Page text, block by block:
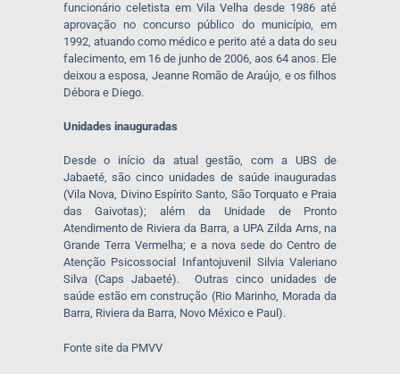
funcionário celetista em Vila Velha desde 1986 até
aprovação no concurso público do município, em
1992, atuando como médico e perito até a data do seu
falecimento, em 16 de junho de 2006, aos 64 anos. Ele
deixou a esposa, Jeanne Romão de Araújo, e os filhos
Débora e Diego.
Unidades inauguradas
Desde o início da atual gestão, com a UBS de
Jabaeté, são cinco unidades de saúde inauguradas
(Vila Nova, Divino Espírito Santo, São Torquato e Praia
das Gaivotas); além da Unidade de Pronto
Atendimento de Riviera da Barra, a UPA Zilda Arns, na
Grande Terra Vermelha; e a nova sede do Centro de
Atenção Psicossocial Infantojuvenil Silvia Valeriano
Silva (Caps Jabaeté). Outras cinco unidades de
saúde estão em construção (Rio Marinho, Morada da
Barra, Riviera da Barra, Novo México e Paul).
Fonte site da PMVV